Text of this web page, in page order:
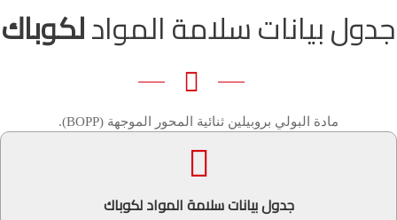
جدول بيانات سلامة الموادلكوباك
مادة البولي بروبيلين ثنائية المحور الموجهة (BOPP).
جدول بيانات سلامة المواد لكوباك
مرحبا بك وشكراً لك
تنزيل جدول بيانات سلامة المواد